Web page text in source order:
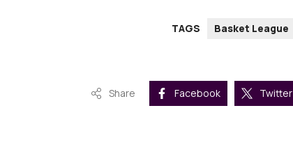
TAGS Basket League
Share Facebook Twitter